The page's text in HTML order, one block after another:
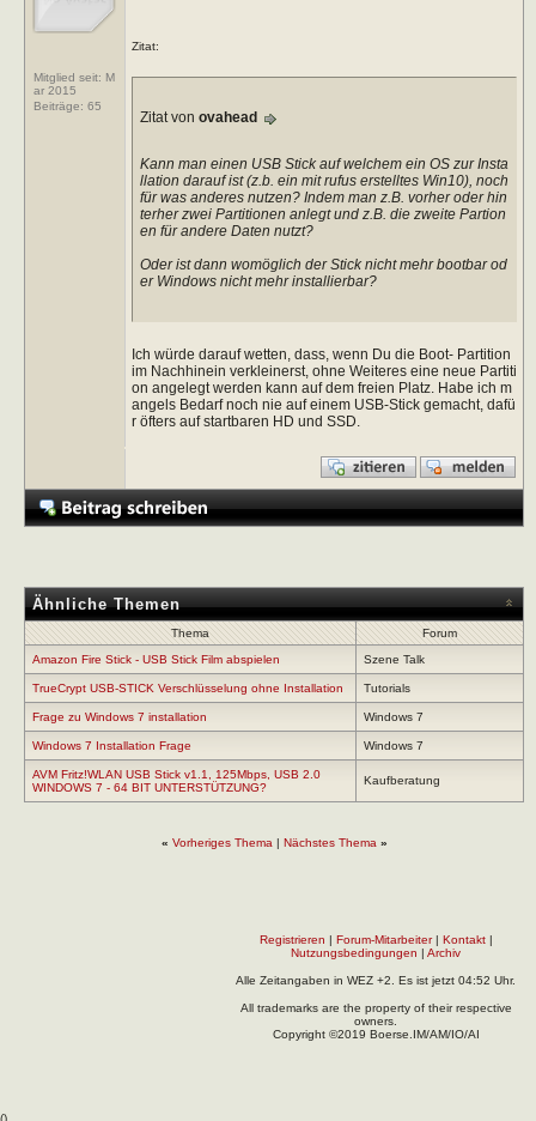
Mitglied seit: M
ar 2015
Beiträge: 65
Zitat:
Zitat von ovahead
Kann man einen USB Stick auf welchem ein OS zur Insta
llation darauf ist (z.b. ein mit rufus erstelltes Win10), noch
für was anderes nutzen? Indem man z.B. vorher oder hin
terher zwei Partitionen anlegt und z.B. die zweite Partion
en für andere Daten nutzt?
Oder ist dann womöglich der Stick nicht mehr bootbar od
er Windows nicht mehr installierbar?
Ich würde darauf wetten, dass, wenn Du die Boot- Partition
im Nachhinein verkleinerst, ohne Weiteres eine neue Partiti
on angelegt werden kann auf dem freien Platz. Habe ich m
angels Bedarf noch nie auf einem USB-Stick gemacht, dafü
r öfters auf startbaren HD und SSD.
Ähnliche Themen
Thema
Forum
Amazon Fire Stick - USB Stick Film abspielen
Szene Talk
TrueCrypt USB-STICK Verschlüsselung ohne Installation Tutorials
Frage zu Windows 7 installation Windows 7
Windows 7 Installation Frage Windows 7
AVM Fritz!WLAN USB Stick v1.1, 125Mbps, USB 2.0
WINDOWS 7 - 64 BIT UNTERSTÜTZUNG?
Kaufberatung
« Vorheriges Thema | Nächstes Thema »
Registrieren | Forum-Mitarbeiter| Kontakt|
Nutzungsbedingungen | Archiv
Alle Zeitangaben in WEZ +2. Es ist jetzt 04:52 Uhr.
All trademarks are the property of their respective
owners.
Copyright ©2019 Boerse.IM/AM/IO/AI
().